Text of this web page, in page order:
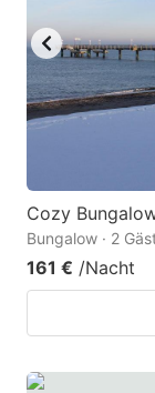
Cozy
Bungalow · 2
161 € /Nacht